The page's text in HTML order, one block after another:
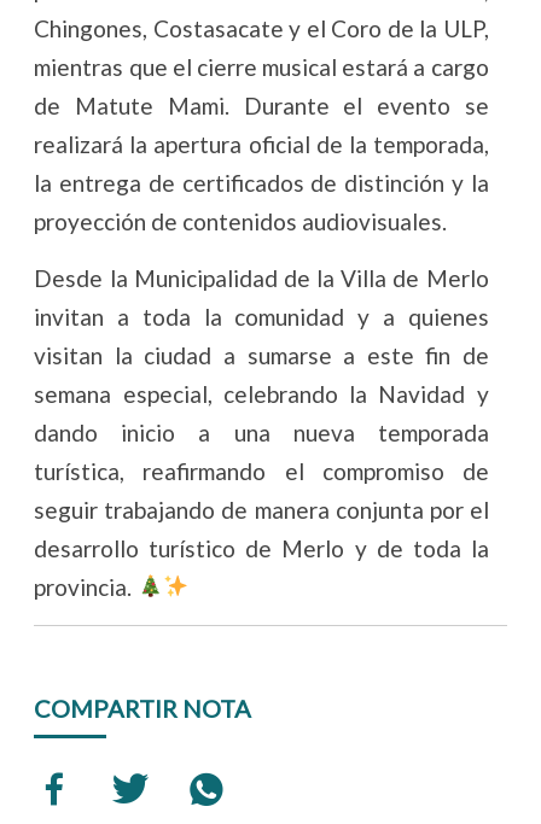
Chingones, Costasacate y el Coro de la ULP,
mientras que el cierre musical estará a cargo
de Matute Mami. Durante el evento se
realizará la apertura oficial de la temporada,
la entrega de certificados de distinción y la
proyección de contenidos audiovisuales.
Desde la Municipalidad de la Villa de Merlo
invitan a toda la comunidad y a quienes
visitan la ciudad a sumarse a este fin de
semana especial, celebrando la Navidad y
dando inicio a una nueva temporada
turística, reafirmando el compromiso de
seguir trabajando de manera conjunta por el
desarrollo turístico de Merlo y de toda la
provincia.
COMPARTIR NOTA